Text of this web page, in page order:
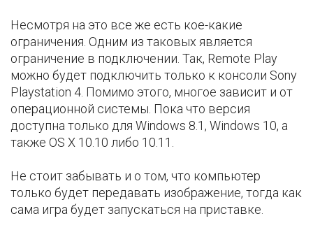
Несмотря на это все же есть кое-какие
ограничения. Одним из таковых является
ограничение в подключении. Так, Remote Play
можно будет подключить только к консоли Sony
Playstation 4. Помимо этого, многое зависит и от
операционной системы. Пока что версия
доступна только для Windows 8.1, Windows 10, а
также OS X 10.10 либо 10.11.
Не стоит забывать и о том, что компьютер
только будет передавать изображение, тогда как
сама игра будет запускаться на приставке.